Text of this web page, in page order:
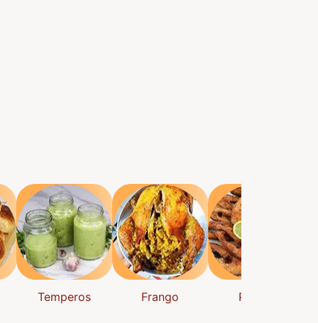
Temperos Frango Peixes